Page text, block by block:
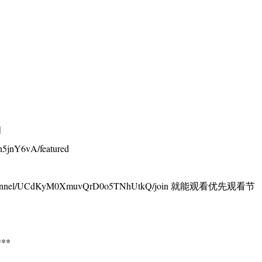
featured
UCdKyM0XmuvQrD0o5TNhUtkQ/join 就能观看优先观看节